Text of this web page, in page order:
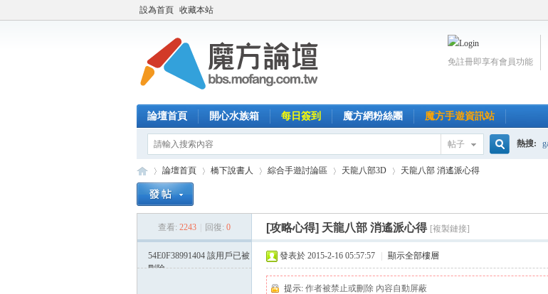
設為首頁 收藏本站
免註冊即享有會員功能
論壇首頁 開心水族箱 每日簽到 魔方網粉絲團 魔方手遊資訊站
帖子 熱搜:
論壇首頁 橋下說書人 綜合手遊討論區
›
天龍八部3D
›
天龍八部 消遙派心得
查看: 2243 回復: 0 [攻略心得] 天龍八部 消遙派心得 [複製鏈接]
54E0F38991404 該用戶已被
刪除
發表於 2015-2-16 05:57:57 顯示全部樓層
提示: 作者被禁止或刪除 內容自動屏蔽